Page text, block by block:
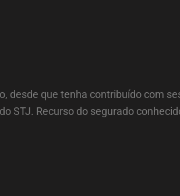
desde que tenha contribuído com
STJ. Recurso do segurado